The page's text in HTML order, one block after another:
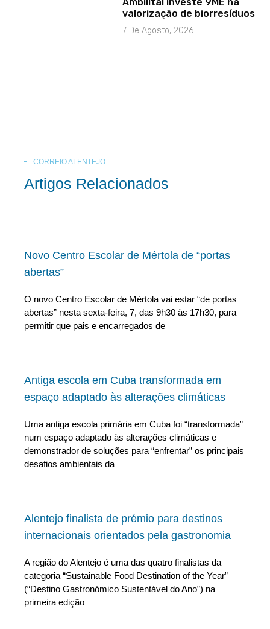
valorização de biorresíduos
7 De Agosto, 2026
CORREIO ALENTEJO
Artigos Relacionados
Novo Centro Escolar de Mértola de “portas
abertas”
O novo Centro Escolar de Mértola vai estar “de portas
abertas” nesta sexta-feira, 7, das 9h30 às 17h30, para
permitir que pais e encarregados de
Antiga escola em Cuba transformada em
espaço adaptado às alterações climáticas
Uma antiga escola primária em Cuba foi “transformada”
num espaço adaptado às alterações climáticas e
demonstrador de soluções para “enfrentar” os principais
desafios ambientais da
Alentejo finalista de prémio para destinos
internacionais orientados pela gastronomia
A região do Alentejo é uma das quatro finalistas da
categoria “Sustainable Food Destination of the Year”
(“Destino Gastronómico Sustentável do Ano”) na
primeira edição